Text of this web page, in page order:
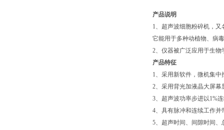
产品说明
1、超声波细胞粉碎机，
它能用于多种动植物、病
2、仪器被广泛应用于生
产品特征
1、采用新软件，微机集中
2、采用背光加液晶大屏幕
3、超声波功率步进以1%
4、具有脉冲和连续工作并
5、超声时间、间隙时间、